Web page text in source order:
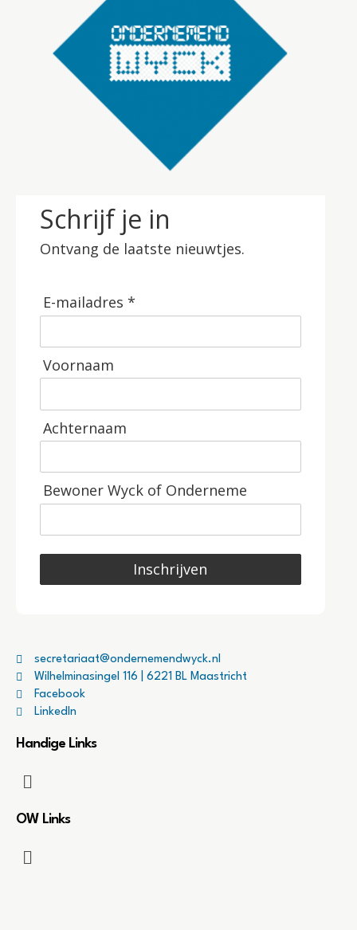
Schrijf je in
Ontvang de laatste nieuwtjes.
E-mailadres *
Voornaam
Achternaam
Bewoner Wyck of Onderneme
Inschrijven
secretariaat@ondernemendwyck.nl
Wilhelminasingel 116 | 6221 BL Maastricht
Facebook
LinkedIn
Handige Links
OW Links